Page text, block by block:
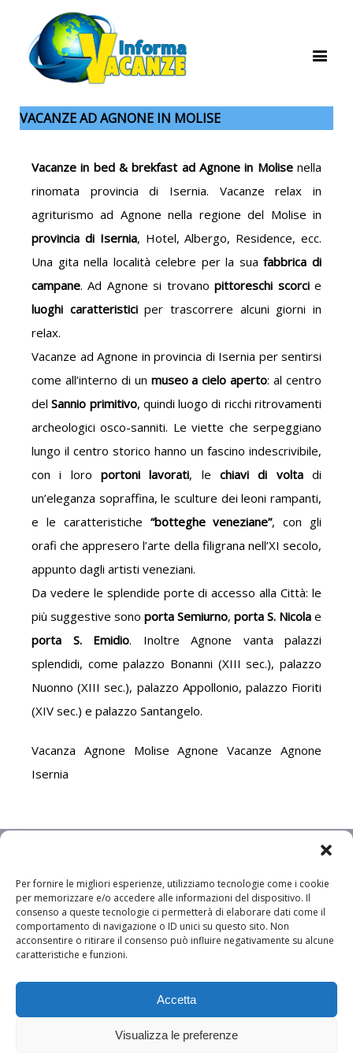
Per fornire le migliori esperienze, utilizziamo tecnologie come i cookie
per memorizzare e/o accedere alle informazioni del dispositivo. Il
consenso a queste tecnologie ci permetterà di elaborare dati come il
comportamento di navigazione o ID unici su questo sito. Non
acconsentire o ritirare il consenso può influire negativamente su alcune
caratteristiche e funzioni.
Accetta
Visualizza le preferenze
VACANZE AD AGNONE IN MOLISE
Vacanze in bed & brekfast ad Agnone in Molisenella
rinomata provincia di Isernia. Vacanze relax in
agriturismo ad Agnone nella regione del Molise in
provincia di Isernia, Hotel, Albergo, Residence, ecc.
Una gita nella località celebre per la suafabbrica di
campane. Ad Agnone si trovanopittoreschi scorcie
luoghi caratteristiciper trascorrere alcuni giorni in
relax.
Vacanze ad Agnone in provincia di Isernia per sentirsi
come all’interno di un museo a cielo aperto: al centro
delSannio primitivo, quindi luogo di ricchi ritrovamenti
archeologici osco-sanniti. Le viette che serpeggiano
lungo il centro storico hanno un fascino indescrivibile,
con i loro portoni lavorati, lechiavi di voltadi
un’eleganza sopraffina, le sculture dei leoni rampanti,
e le caratteristiche “botteghe veneziane”, con gli
orafi che appresero l’arte della filigrana nell’XI secolo,
appunto dagli artisti veneziani.
Da vedere le splendide porte di accesso alla Città: le
più suggestive sono porta Semiurno, porta S. Nicola e
porta S. Emidio. Inoltre Agnone vanta palazzi
splendidi, come palazzo Bonanni (XIII sec.), palazzo
Nuonno (XIII sec.), palazzo Appollonio, palazzo Fioriti
(XIV sec.) e palazzo Santangelo.
Vacanza Agnone Molise Agnone Vacanze Agnone
Isernia
© 2010-2017 Informavacanze.it byInternational Group srl| Corso
Milano 54, 35139 Padova | REA n. 366020 | C.F. e P.I. 04149330286 |